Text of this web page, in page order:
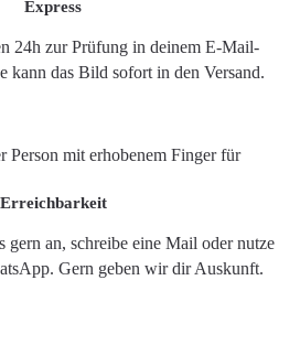
Express
24h zur Prüfung in deinem E-Mail-
kann das Bild sofort in den Versand.
Erreichbarkeit
gern an, schreibe eine Mail oder nutze
Gern geben wir dir Auskunft.